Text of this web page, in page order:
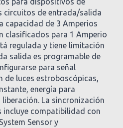
circuitos de entrada/salida
capacidad de 3 Amperios
clasificados para 1 Amperio
regulada y tiene limitación
salida es programable de
para señal
de luces estroboscópicas,
energía para
La sincronización
incluye compatibilidad con
Sensor y